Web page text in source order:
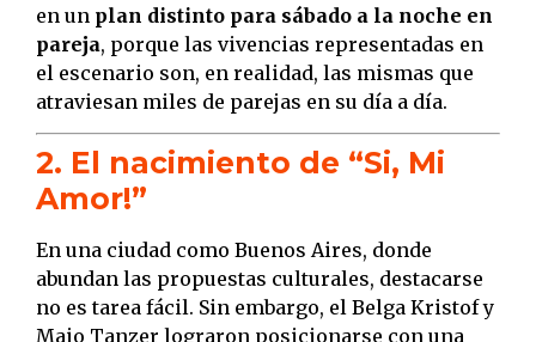
en un plan distinto para sábado a la noche en
pareja, porque las vivencias representadas en
el escenario son, en realidad, las mismas que
atraviesan miles de parejas en su día a día.
2. El nacimiento de “Si, Mi
Amor!”
En una ciudad como Buenos Aires, donde
abundan las propuestas culturales, destacarse
no es tarea fácil. Sin embargo, el Belga Kristof y
Maio Tanzer lograron posicionarse con una